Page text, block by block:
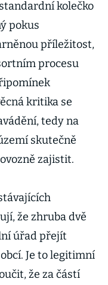
kolečko
pokus
příležitost,
procesu
kritika se
tedy na
skutečně
zajistit.
že zhruba dvě
úřad přejít
Je to legitimní
že za částí